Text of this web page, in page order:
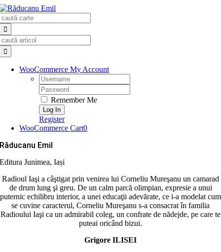
Skip
to
content
WooCommerce My Account
Username:
Password:
Remember Me
Register
WooCommerce Cart0
Răducanu Emil
Editura Junimea, Iași
Radioul Iaşi a câştigat prin venirea lui Corneliu Mureşanu un camarad
de drum lung şi greu. De un calm parcă olimpian, expresie a unui
puternic echilibru interior, a unei educaţii adevărate, ce i-a modelat cum
se cuvine caracterul, Corneliu Mureşanu s-a consacrat în familia
Radioului Iaşi ca un admirabil coleg, un confrate de nădejde, pe care te
puteai oricând bizui.
Grigore ILISEI